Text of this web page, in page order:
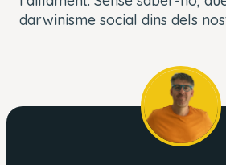
darwinisme social dins dels